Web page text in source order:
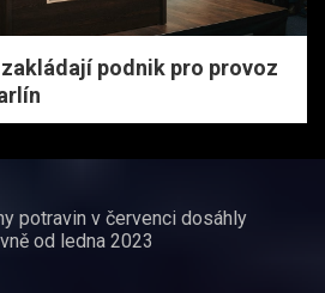
zakládají podnik pro provoz
potravin v červenci dosáhly
od ledna 2023